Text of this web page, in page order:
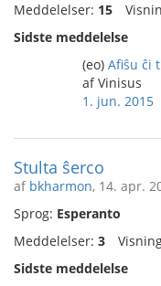
Meddelelser: 15
Sidste meddelelse
(eo) Afiŝu ĉi
af Vinisus
1. jun. 2015
Stulta ŝerco
af bkharmon, 14. apr.
Sprog: Esperanto
Meddelelser: 3
Sidste meddelelse